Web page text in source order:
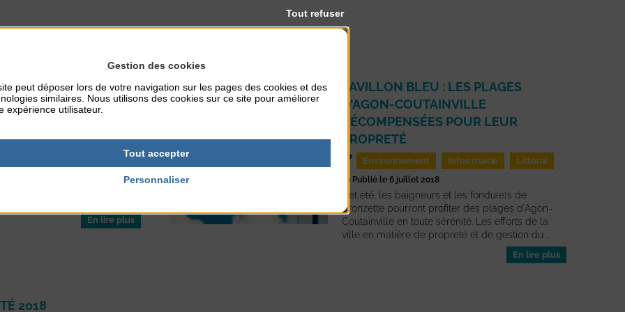
- Votre sélection -
DE LA PLAGE DU
SÉCURISÉE
dans le cadre de la fête
illumine le ciel et la mer à
vous « la tête dans les
août, 23h, ...
En lire plus
PAVILLON BLEU : LES PLAGES
D’AGON-COUTAINVILLE
RÉCOMPENSÉES POUR LEUR
PROPRETÉ
Environnement Infos mairie Littoral
Publié le 6 juillet 2018
Cet été, les baigneurs et les fondu(e)s de
bronzette pourront profiter des plages d'Agon-
Coutainville en toute sérénité. Les efforts de la
ville en matière de propreté et de gestion du ...
En lire plus
2018
Gestion des cookies
peut déposer lors de votre navigation sur les pages des cookies et des
similaires. Nous utilisons des cookies sur ce site pour améliorer
expérience utilisateur.
Tout accepter
Tout refuser
Personnaliser